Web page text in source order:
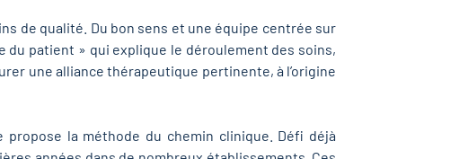
de qualité. Du bon sens et une équipe centrée sur
patient » qui explique le déroulement des soins,
une alliance thérapeutique pertinente, à l’origine
la méthode du chemin clinique. Défi déjà